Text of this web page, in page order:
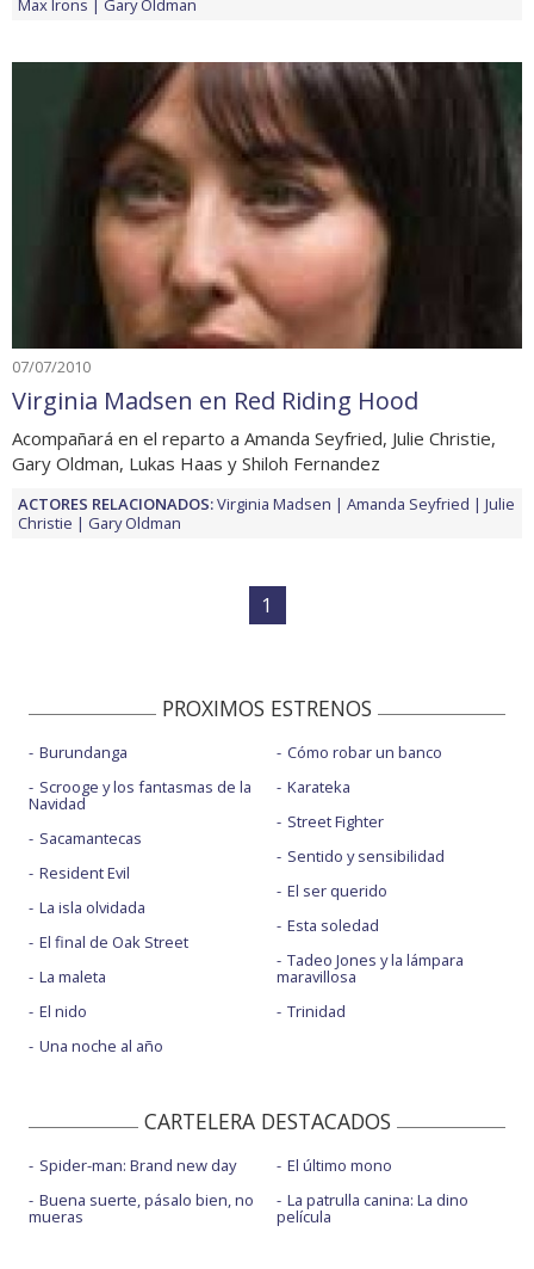
07/07/2010
Virginia Madsen en Red Riding Hood
Acompañará en el reparto a Amanda Seyfried, Julie Christie,
Gary Oldman, Lukas Haas y Shiloh Fernandez
ACTORES RELACIONADOS:Virginia Madsen Amanda Seyfried
Julie
Christie
Gary Oldman
1
PROXIMOS ESTRENOS
Burundanga
Scrooge y los fantasmas de la
Navidad
Sacamantecas
Resident Evil
La isla olvidada
El final de Oak Street
La maleta
El nido
Una noche al año
Cómo robar un banco
Karateka
Street Fighter
Sentido y sensibilidad
El ser querido
Esta soledad
Tadeo Jones y la lámpara
maravillosa
Trinidad
CARTELERA DESTACADOS
Spider-man: Brand new day
Buena suerte, pásalo bien, no
mueras
El último mono
La patrulla canina: La dino
película